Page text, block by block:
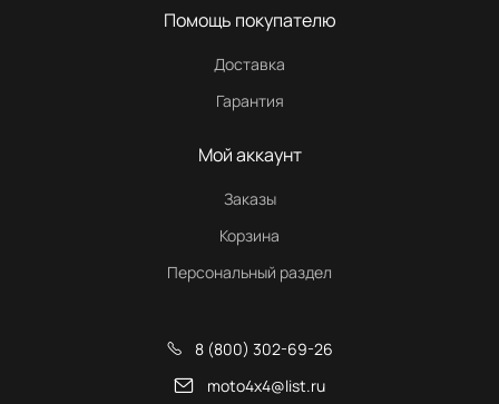
Помощь покупателю
Доставка
Гарантия
Мой аккаунт
Заказы
Корзина
Персональный раздел
8 (800) 302-69-26
moto4x4@list.ru